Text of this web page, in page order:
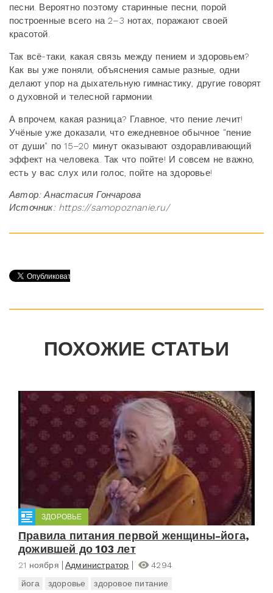
песни. Вероятно поэтому старинные песни, порой
построенные всего на 2–3 нотах, поражают своей
красотой.
Так всё-таки, какая связь между пением и здоровьем?
Как вы уже поняли, объяснения самые разные, одни
делают упор на дыхательную гимнастику, другие говорят
о духовной и телесной гармонии.
А впрочем, какая разница? Главное, что пение лечит!
Учёные уже доказали, что ежедневное обычное "пение
от души" по 15–20 минут оказывают оздоравливающий
эффект на человека. Так что пойте! И совсем не важно,
есть у вас слух или голос, пойте на здоровье!
Автор: Анастасия Гончарова
Источник: https://samopoznanie.ru/
ПОХОЖИЕ СТАТЬИ
ЗДОРОВЬЕ
Правила питания первой женщины-йога,
дожившей до 103 лет
21 ноября Администратор
4294
йога
здоровье здоровое питание